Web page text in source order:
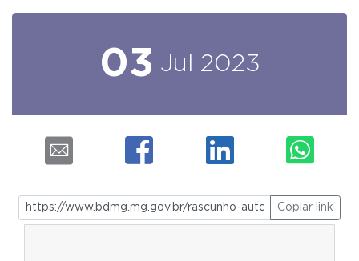
03 Jul 2023
Copiar link